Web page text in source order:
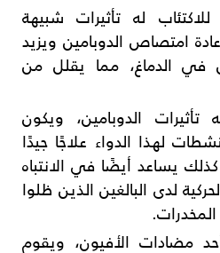
له تأثيرات شبيهة
امتصاص الدوبامين ويزيد
في الدماغ، مما يقلل من
تأثيرات الدوبامين، ويكون
لهذا الدواء علاجًا جيدًا
يساعد أيضًا في الانتباه
لدى البالغين الذين ظلوا
مضادات الأفيون، ويقوم